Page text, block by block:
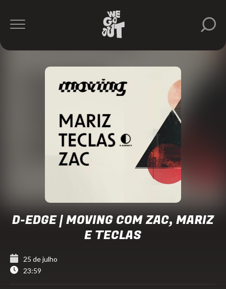
ZAC
D-
Edgehttps://www.instagram.com/dedgesp/
D-EDGE | MOVING COM ZAC, MARIZ
E TECLAS
25 de julho
23:59